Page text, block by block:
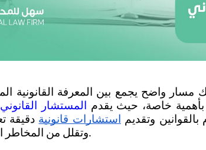
بأهمية خاصة، حيث يقدم المستشار القانوني
وتقديم استشارات قانونية
وتقلل من المخاطر القانونية المحتملة.